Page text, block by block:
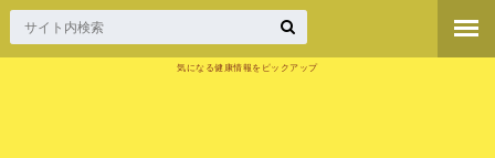
気になる健康情報をピックアップ